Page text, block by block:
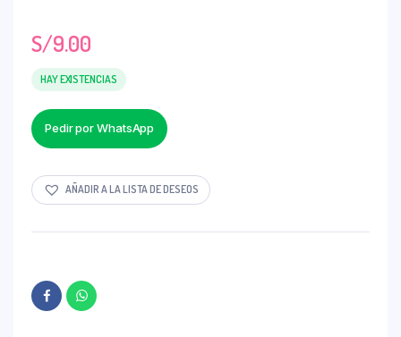
S/9.00
HAY EXISTENCIAS
Pedir por WhatsApp
AÑADIR A LA LISTA DE DESEOS